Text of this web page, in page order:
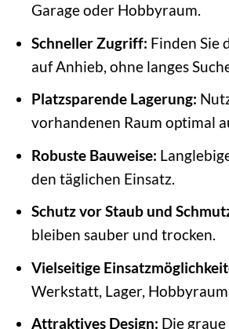
Garage oder Hobbyraum.
Schneller Zugriff: Finden Sie
auf Anhieb, ohne langes
Platzsparende Lagerung:
vorhandenen Raum optimal
Robuste Bauweise:
den täglichen Einsatz.
Schutz vor Staub und
bleiben sauber und trocken.
Vielseitige
Werkstatt, Lager,
Attraktives Design: Die